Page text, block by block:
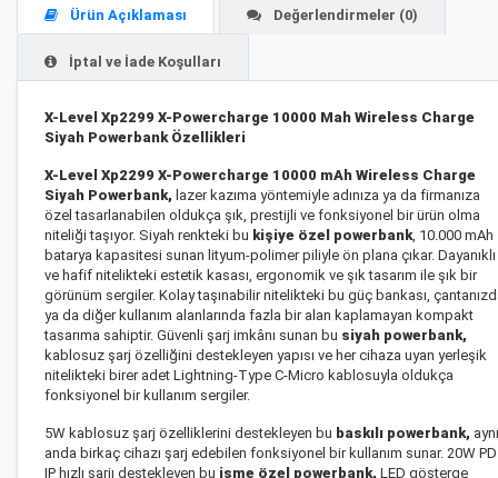
Ürün Açıklaması Değerlendirmeler (0)
İptal ve İade Koşulları
X-Level Xp2299 X-Powercharge 10000 Mah Wireless Charge
Siyah Powerbank Özellikleri
X-Level Xp2299 X-Powercharge 10000 mAh Wireless Charge
Siyah Powerbank, lazer kazıma yöntemiyle adınıza ya da firmanıza
özel tasarlanabilen oldukça şık, prestijli ve fonksiyonel bir ürün olma
niteliği taşıyor. Siyah renkteki bu kişiye özel powerbank, 10.000 mAh
batarya kapasitesi sunan lityum-polimer piliyle ön plana çıkar. Dayanıklı
ve hafif nitelikteki estetik kasası, ergonomik ve şık tasarım ile şık bir
görünüm sergiler. Kolay taşınabilir nitelikteki bu güç bankası,
ya da diğer kullanım alanlarında fazla bir alan kaplamayan kompakt
tasarıma sahiptir. Güvenli şarj imkânı sunan bu siyah powerbank,
kablosuz şarj özelliğini destekleyen yapısı ve her cihaza uyan yerleşik
nitelikteki birer adet Lightning-Type C-Micro kablosuyla oldukça
fonksiyonel bir kullanım sergiler.
5W kablosuz şarj özelliklerini destekleyen bu baskılı powerbank, aynı
anda birkaç cihazı şarj edebilen fonksiyonel bir kullanım sunar. 20W PD
IP hızlı şarjı destekleyen bu isme özel powerbank, LED gösterge